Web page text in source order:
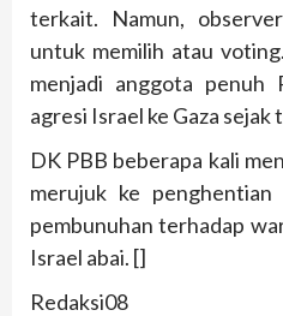
terkait. Namun,
untuk memilih atau
menjadi anggota penuh
agresi Israel ke Gaza sejak
DK PBB beberapa kali
merujuk ke
pembunuhan terhadap
Israel abai. []
Redaksi08